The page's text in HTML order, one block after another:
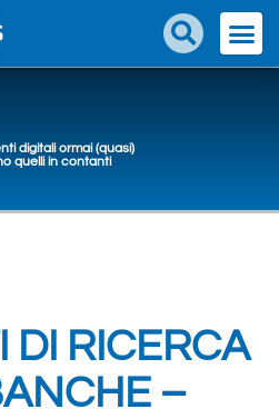
digitali ormai (quasi)
quelli in contanti
DI RICERCA
–